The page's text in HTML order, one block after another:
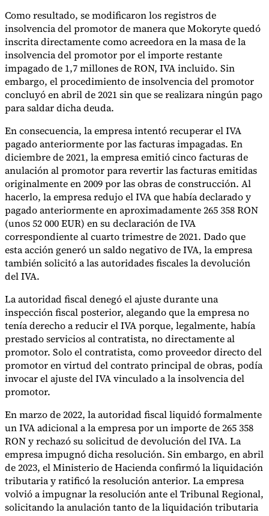
Como resultado, se modificaron los registros de
insolvencia del promotor de manera que Mokoryte quedó
inscrita directamente como acreedora en la masa de la
insolvencia del promotor por el importe restante
impagado de 1,7 millones de RON, IVA incluido. Sin
embargo, el procedimiento de insolvencia del promotor
concluyó en abril de 2021 sin que se realizara ningún pago
para saldar dicha deuda.
En consecuencia, la empresa intentó recuperar el IVA
pagado anteriormente por las facturas impagadas. En
diciembre de 2021, la empresa emitió cinco facturas de
anulación al promotor para revertir las facturas emitidas
originalmente en 2009 por las obras de construcción. Al
hacerlo, la empresa redujo el IVA que había declarado y
pagado anteriormente en aproximadamente 265 358 RON
(unos 52 000 EUR) en su declaración de IVA
correspondiente al cuarto trimestre de 2021. Dado que
esta acción generó un saldo negativo de IVA, la empresa
también solicitó a las autoridades fiscales la devolución
del IVA.
La autoridad fiscal denegó el ajuste durante una
inspección fiscal posterior, alegando que la empresa no
tenía derecho a reducir el IVA porque, legalmente, había
prestado servicios al contratista, no directamente al
promotor. Solo el contratista, como proveedor directo del
promotor en virtud del contrato principal de obras, podía
invocar el ajuste del IVA vinculado a la insolvencia del
promotor.
En marzo de 2022, la autoridad fiscal liquidó formalmente
un IVA adicional a la empresa por un importe de 265 358
RON y rechazó su solicitud de devolución del IVA. La
empresa impugnó dicha resolución. Sin embargo, en abril
de 2023, el Ministerio de Hacienda confirmó la liquidación
tributaria y ratificó la resolución anterior. La empresa
volvió a impugnar la resolución ante el Tribunal Regional,
solicitando la anulación tanto de la liquidación tributaria